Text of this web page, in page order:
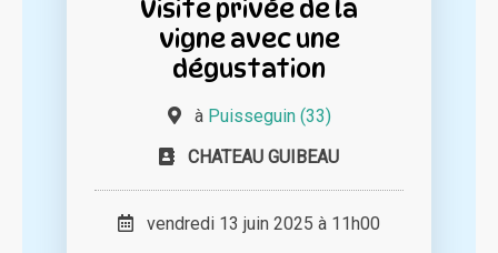
Visite privée de la
vigne avec une
dégustation
à Puisseguin (33)
CHATEAU GUIBEAU
vendredi 13 juin 2025 à 11h00